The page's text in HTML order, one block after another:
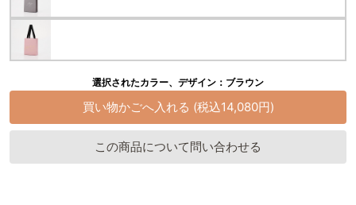
選択されたカラー、デザイン：ブラウン
この商品について問い合わせる